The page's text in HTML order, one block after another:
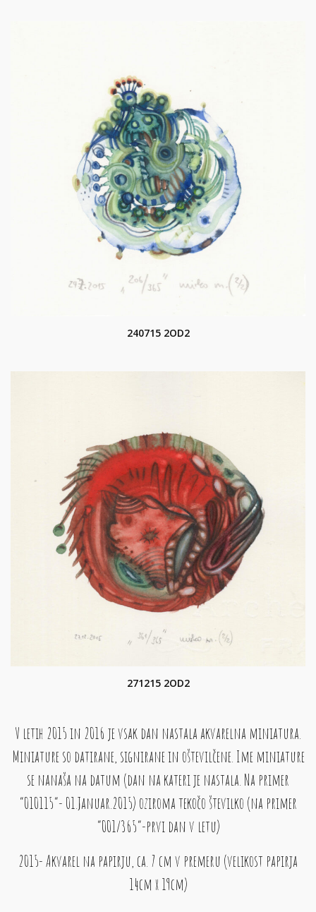
240715 2OD2
271215 2OD2
V letih 2015 in 2016 je vsak dan nastala akvarelna miniatura.
Miniature so datirane, signirane in oštevilčene. Ime miniature
se nanaša na datum (dan na kateri je nastala. Na primer
“010115”- 01.Januar.2015) oziroma tekočo številko (na primer
“001/365”-prvi dan v letu)
2015- Akvarel na papirju, ca. 7 cm v premeru (velikost papirja
14cm x 19cm)